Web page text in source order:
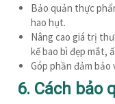
Bảo quản thực
hao hụt.
Nâng cao giá trị
kế bao bì đẹp mắt,
Góp phần đảm bảo
6. Cách bảo